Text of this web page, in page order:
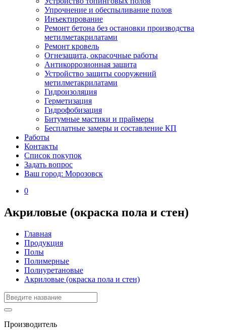
Упрочнение и обеспыливание полов
Инъектирование
Ремонт бетона без остановки производства
метилметакрилатами
Ремонт кровель
Огнезащита, окрасочные работы
Антикоррозионная защита
Устройство защиты сооружений
метилметакрилатами
Гидроизоляция
Герметизация
Гидрофобизация
Битумные мастики и праймеры
Бесплатные замеры и составление КП
Работы
Контакты
Список покупок
Задать вопрос
Ваш город: Морозовск
0
Акриловые (окраска пола и стен)
Главная
Продукция
Полы
Полимерные
Полиуретановые
Акриловые (окраска пола и стен)
Производитель